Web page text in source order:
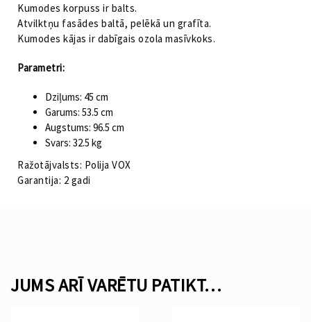
Kumodes korpuss ir balts.
Atvilktņu fasādes baltā, pelēkā un grafīta.
Kumodes kājas ir dabīgais ozola masīvkoks.
Parametri:
Dziļums: 45 cm
Garums: 53.5 cm
Augstums: 96.5 cm
Svars: 32.5 kg
Ražotājvalsts: Polija VOX
Garantija: 2 gadi
JUMS ARĪ VARĒTU PATIKT…